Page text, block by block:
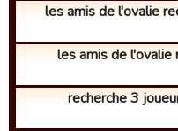
les amis de l'ovalie
les amis de l'ovalie
recherche 3